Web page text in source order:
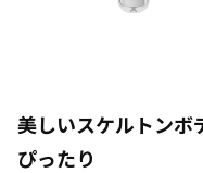
美しいスケルトンボ
ぴったり